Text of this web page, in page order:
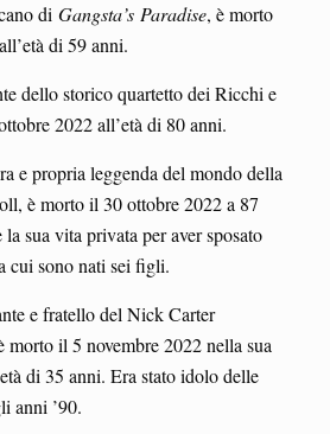
di Gangsta’s Paradise, è morto
di 59 anni.
dello storico quartetto dei Ricchi e
2022 all’età di 80 anni.
e propria leggenda del mondo della
è morto il 30 ottobre 2022 a 87
la sua vita privata per aver sposato
cui sono nati sei figli.
e fratello del Nick Carter
morto il 5 novembre 2022 nella sua
di 35 anni. Era stato idolo delle
anni ’90.